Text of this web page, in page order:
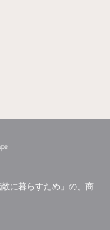
に暮らすため」の、商